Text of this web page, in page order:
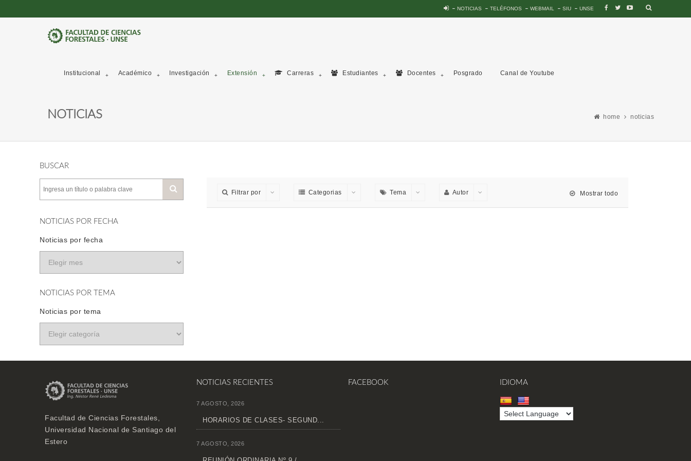
NOTICIAS TELÉFONOS WEBMAIL SIU UNSE
Institucional Académico Investigación Extensión Carreras Estudiantes Docentes Posgrado Canal de Youtube
NOTICIAS home noticias
BUSCAR
NOTICIAS POR FECHA
Noticias por fecha
NOTICIAS POR TEMA
Noticias por tema
Filtrar por Categorias Tema Autor Mostrar todo
Facultad de Ciencias Forestales,
Universidad Nacional de Santiago del
Estero
NOTICIAS RECIENTES
7 AGOSTO, 2026
HORARIOS DE CLASES- SEGUND...
7 AGOSTO, 2026
FACEBOOK IDIOMA